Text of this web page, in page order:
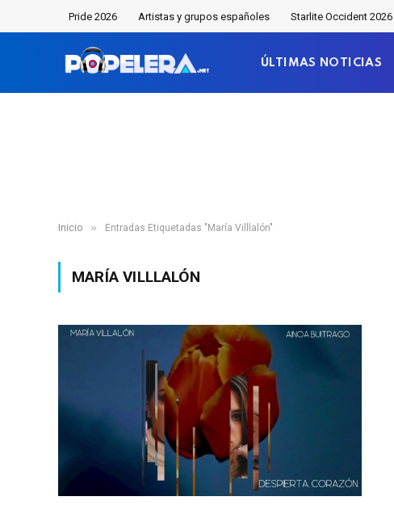
Pride 2026 Artistas y grupos españoles Starlite Occident 2026
ÚLTIMAS NOTICIAS
Inicio » Entradas Etiquetadas "María Villlalón"
MARÍA VILLLALÓN